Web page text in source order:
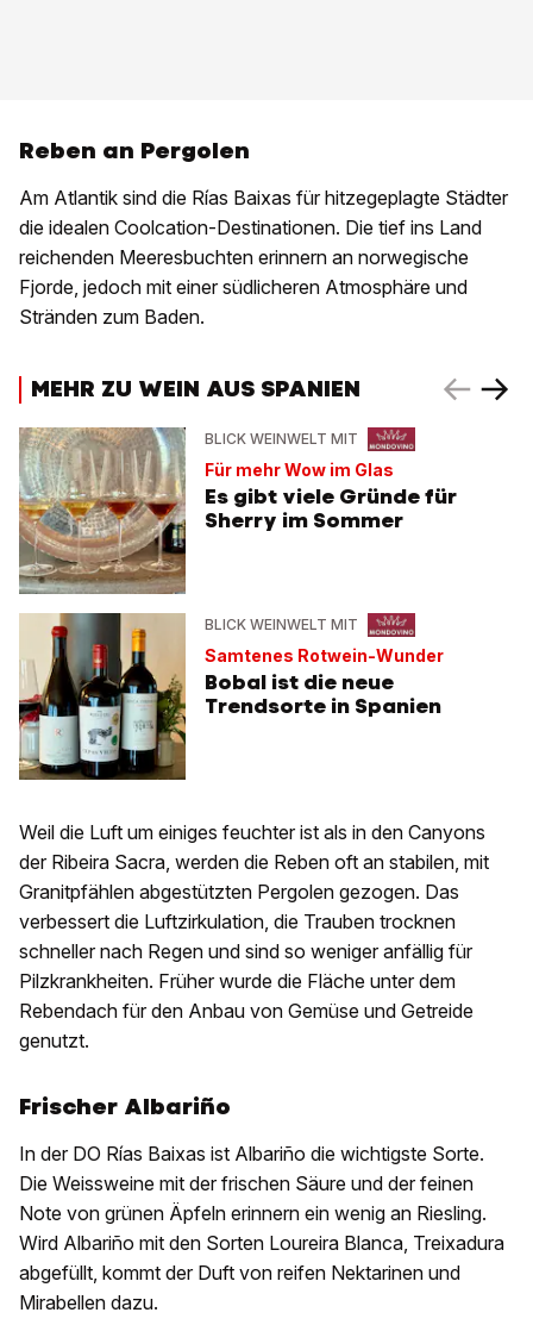
Reben an Pergolen
Am Atlantik sind die Rías Baixas für hitzegeplagte Städter
die idealen Coolcation-Destinationen. Die tief ins Land
reichenden Meeresbuchten erinnern an norwegische
Fjorde, jedoch mit einer südlicheren Atmosphäre und
Stränden zum Baden.
MEHR ZU WEIN AUS SPANIEN
BLICK WEINWELT MIT
Für mehr Wow im Glas
Es gibt viele Gründe für
Sherry im Sommer
BLICK WEINWELT MIT
Samtenes Rotwein-Wunder
Bobal ist die neue
Trendsorte in Spanien
Weil die Luft um einiges feuchter ist als in den Canyons
der Ribeira Sacra, werden die Reben oft an stabilen, mit
Granitpfählen abgestützten Pergolen gezogen. Das
verbessert die Luftzirkulation, die Trauben trocknen
schneller nach Regen und sind so weniger anfällig für
Pilzkrankheiten. Früher wurde die Fläche unter dem
Rebendach für den Anbau von Gemüse und Getreide
genutzt.
Frischer Albariño
In der DO Rías Baixas ist Albariño die wichtigste Sorte.
Die Weissweine mit der frischen Säure und der feinen
Note von grünen Äpfeln erinnern ein wenig an Riesling.
Wird Albariño mit den Sorten Loureira Blanca, Treixadura
abgefüllt, kommt der Duft von reifen Nektarinen und
Mirabellen dazu.